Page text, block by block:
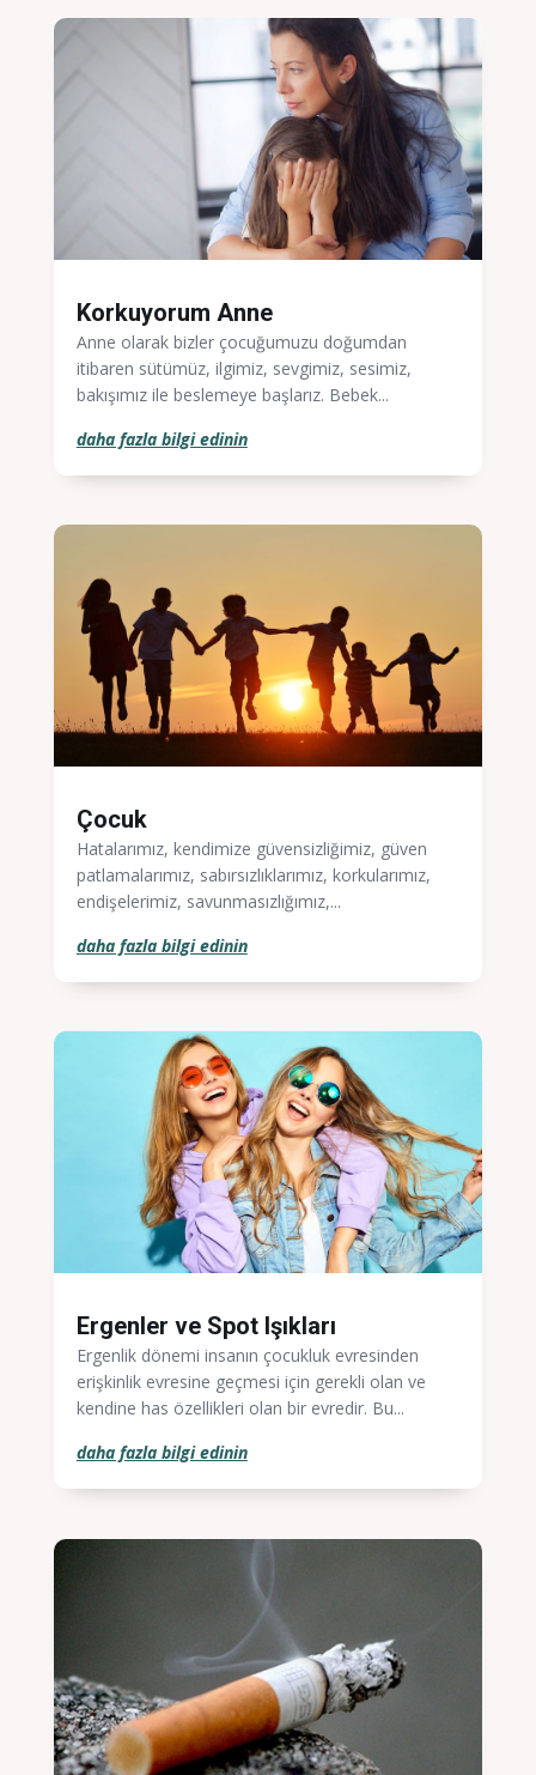
Korkuyorum Anne
Anne olarak bizler çocuğumuzu doğumdan
itibaren sütümüz, ilgimiz, sevgimiz, sesimiz,
bakışımız ile beslemeye başlarız. Bebek...
daha fazla bilgi edinin
Çocuk
Hatalarımız, kendimize güvensizliğimiz, güven
patlamalarımız, sabırsızlıklarımız, korkularımız,
endişelerimiz, savunmasızlığımız,...
daha fazla bilgi edinin
Ergenler ve Spot Işıkları
Ergenlik dönemi insanın çocukluk evresinden
erişkinlik evresine geçmesi için gerekli olan ve
kendine has özellikleri olan bir evredir. Bu...
daha fazla bilgi edinin